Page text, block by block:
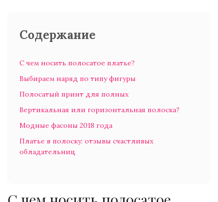
Содержание
С чем носить полосатое платье?
Выбираем наряд по типу фигуры
Полосатый принт для полных
Вертикальная или горизонтальная полоска?
Модные фасоны 2018 года
Платье в полоску: отзывы счастливых
обладательниц